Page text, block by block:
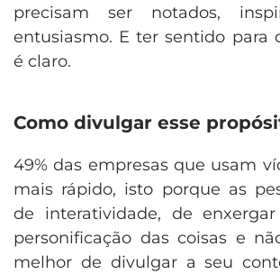
precisam ser notados,
entusiasmo. E ter sentido para
é claro.
Como divulgar esse
49% das empresas que usam
mais rápido, isto porque as
de interatividade, de
personificação das coisas e
melhor de divulgar a seu